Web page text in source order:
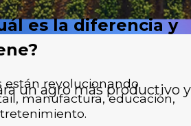
un agro más productivo y
es la diferencia y
revolucionando
manufactura, educación,